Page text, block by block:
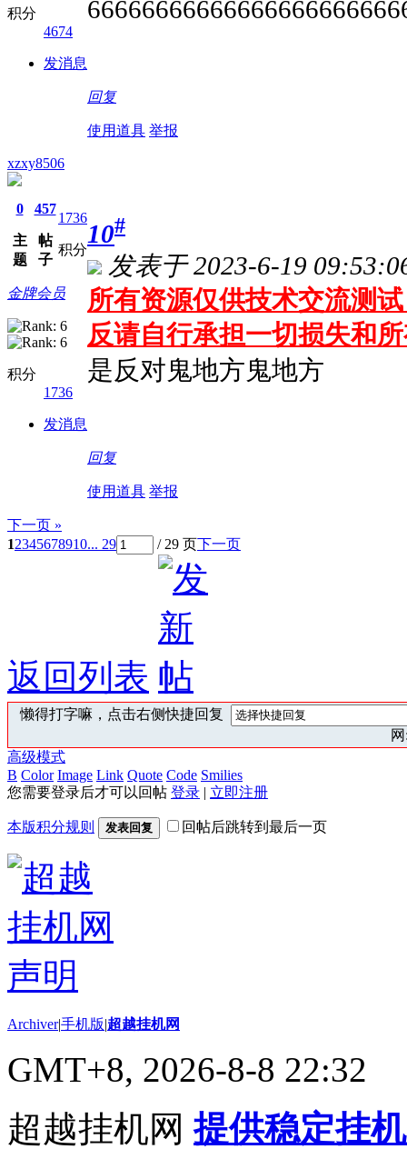
积分
4674
发消息
回复
使用道具 举报
xzxy8506
0
主
题
457
帖
子
1736
积分
金牌会员
积分
1736
发消息
10#
发表于 2023-6-19
所有资源仅供技术交流测
反请自行承担一切损失和
是反对鬼地方鬼地方
回复
使用道具 举报
下一页 »
12345678910... 29 / 29 页下一页
返回列表
懒得打字嘛，点击右侧快捷回复
高级模式
B Color Image Link Quote Code Smilies
您需要登录后才可以回帖 登录 | 立即注册
本版积分规则 发表回复 回帖后跳转到最后一页
Archiver|手机版|超越挂机网
GMT+8, 2026-8-8 22:32
超越挂机网提供稳定挂